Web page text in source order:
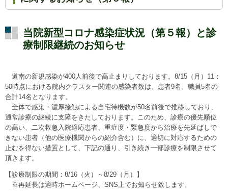
当院新型コロナ感染症状況（第５報）と診
療制限継続のお知らせ
道南の新規感染が400人前後で高止まりしております。8/15（月）11：
50時点における院内クラスター関連の感染者数は、患者9名、職員5名の
合計14名となります。
全体で感染・濃厚接触による自宅待機数が50名前後で推移しており、
通常診療の継続に支障をきたしております。このため、診療の優先順位
の高い、二次救急入院適応患者、重症度・緊急度から治療を先延ばしで
きない患者（他の医療機関からの紹介含む）に、適切に対応するための
止むを得ない措置として、下記の通り、引き続き一部診療を制限させて
頂きます。
【診療制限の期間：8/16（火）～8/29（月）】
※再延長は適時ホームページ、SNS上でお知らせ致します。